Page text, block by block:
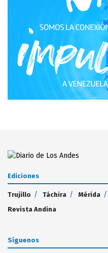
Ediciones
Trujillo Táchira Mérida
Revista Andina
Síguenos